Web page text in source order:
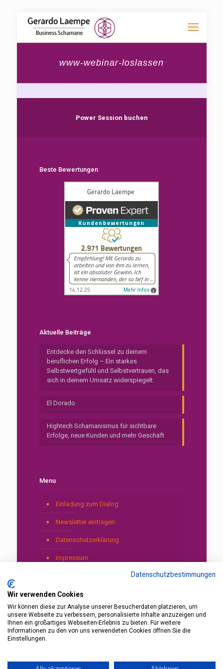
www-webinar-loslassen
Power Session buchen
Beste Bewertungen
Aktuelle Beiträge
Entdecke den Schlüssel zu deinem
beruflichen Erfolg – Ein starkes
Selbstwertgefühl und Selbstvertrauen, das
sich in deinem Umsatz widerspiegelt.
El Dorado
Hightech Schamanismus für sichtbare
Erfolge, neue Kunden und mehr Geschäft
Menu
Einladung zum Dialog
Newsletter eintragen
Datenschutzerklärung
Impressum
Datenschutzbestimmungen
Wir verwenden Cookies
Wir können diese zur Analyse unserer Besucherdaten platzieren, um
unsere Webseite zu verbessern, personalisierte Inhalte anzuzeigen und
Ihnen ein großartiges Webseiten-Erlebnis zu bieten. Für weitere
Informationen zu den von uns verwendeten Cookies öffnen Sie die
Einstellungen.